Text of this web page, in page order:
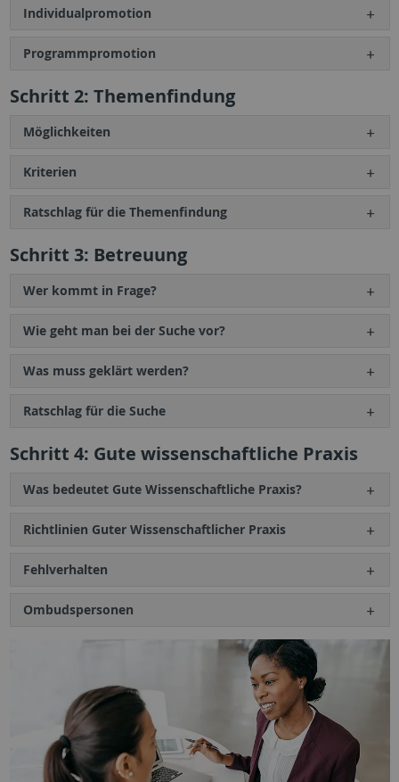
Individualpromotion
Programmpromotion
Schritt 2: Themenfindung
Möglichkeiten
Kriterien
Ratschlag für die Themenfindung
Schritt 3: Betreuung
Wer kommt in Frage?
Wie geht man bei der Suche vor?
Was muss geklärt werden?
Ratschlag für die Suche
Schritt 4: Gute wissenschaftliche Praxis
Was bedeutet Gute Wissenschaftliche Praxis?
Richtlinien Guter Wissenschaftlicher Praxis
Fehlverhalten
Ombudspersonen